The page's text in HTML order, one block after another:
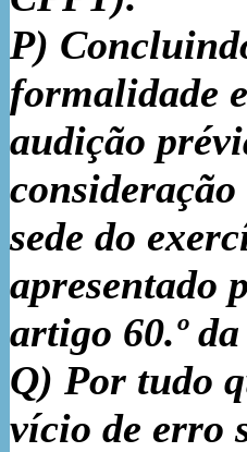
P)
formalidade
audição
sede do
apresentado
artigo 60.º
Q) Por tudo
vício de erro